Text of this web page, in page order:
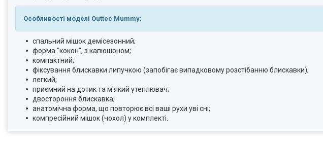
Особливості моделі Outtec Mummy:
спальний мішок демісезонний;
форма "кокон", з капюшоном;
компактний;
фіксування блискавки липучкою (запобігає випадковому розстібанню блискавки);
легкий;
приємний на дотик та м'який утеплювач;
двостороння блискавка;
анатомічна форма, що повторює всі ваші рухи уві сні;
компресійний мішок (чохол) у комплекті.